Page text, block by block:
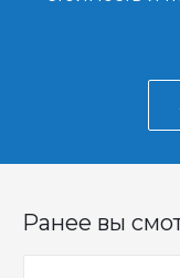
Ранее вы